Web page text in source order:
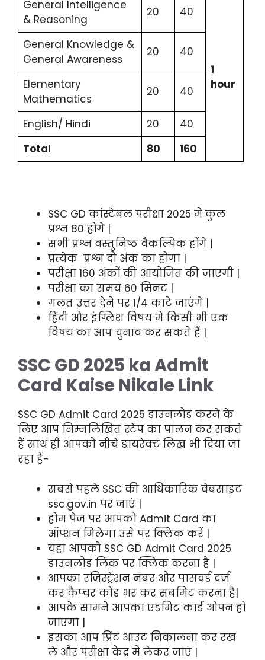
General Intelligence
& Reasoning
20 40
1
hour
General Knowledge &
General Awareness
20 40
Elementary
Mathematics
20 40
English/ Hindi 20
40
Total
80 160
SSC GD कांस्टेबल परीक्षा 2025 में कुल
प्रश्न 80 होंगे |
सभी प्रश्न वस्तुनिष्ठ वैकल्पिक होंगे |
प्रत्येक प्रश्न दो अंक का होगा |
परीक्षा 160 अंकों की आयोजित की जाएगी |
परीक्षा का समय 60 मिनट |
गलत उत्तर देने पर 1/4 काटे जाएंगे |
हिंदी और इंग्लिश विषय में किसी भी एक
विषय का आप चुनाव कर सकते हैं |
SSC GD 2025 ka Admit
Card Kaise Nikale Link
SSC GD Admit Card 2025 डाउनलोड करने के
लिए आप निम्नलिखित स्टेप का पालन कर सकते
हैं साथ ही आपको नीचे डायरेक्ट लिख भी दिया जा
रहा है-
सबसे पहले SSC की आधिकारिक वेबसाइट
ssc.gov.in पर जाएं |
होम पेज पर आपको Admit Card का
ऑप्शन मिलेगा उसे पर क्लिक करें |
यहां आपको SSC GD Admit Card 2025
डाउनलोड लिंक पर क्लिक करना है |
आपका रजिस्ट्रेशन नंबर और पासवर्ड दर्ज
कर कैप्चर कोड भर कर सबमिट करना है|
आपके सामने आपका एडमिट कार्ड ओपन हो
जाएगा |
इसका आप प्रिंट आउट निकालना कर रख
ले और परीक्षा केंद्र में लेकर जाएं |